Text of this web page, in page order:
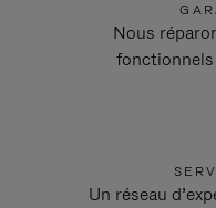
Nous
Un réseau